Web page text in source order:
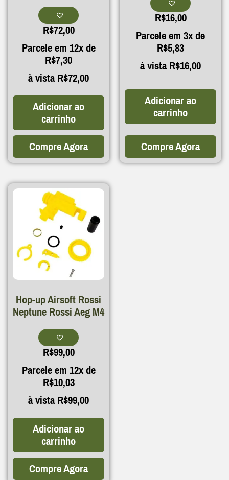
R$72,00
Parcele em 12x de
R$7,30
à vistaR$72,00
Adicionar ao
carrinho
Compre Agora
R$16,00
Parcele em 3x de
R$5,83
à vistaR$16,00
Adicionar ao
carrinho
Compre Agora
Hop-up Airsoft Rossi
Neptune Rossi Aeg M4
R$99,00
Parcele em 12x de
R$10,03
à vistaR$99,00
Adicionar ao
carrinho
Compre Agora